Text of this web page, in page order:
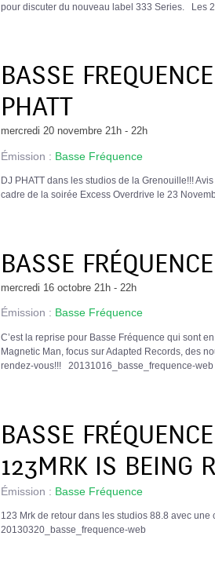
pour discuter du nouveau label 333 Series. Les
BASSE
PHATT
mercredi 20 novembre 21h - 22h
Émission : Basse Fréquence
DJ PHATT dans les studios de la Grenouille!!!
cadre de la soirée Excess Overdrive le 23
BASSE
mercredi 16 octobre 21h - 22h
Émission : Basse Fréquence
C’est la reprise pour Basse Fréquence qui sont
Magnetic Man, focus sur Adapted Records, des
rendez-vous!!! 20131016_basse_frequence-web
BASSE
123MRK IS BEING
Émission : Basse Fréquence
123 Mrk de retour dans les studios 88.8 avec
20130320_basse_frequence-web